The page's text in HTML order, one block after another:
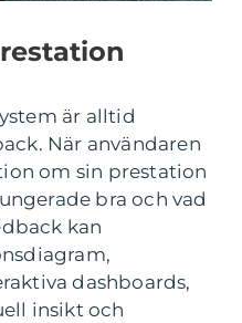
är alltid
När användaren
om sin prestation
bra och vad
kan
dashboards,
insikt och